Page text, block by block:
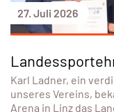
27. Juli 2026
Karl Ladner, ein
unseres Vereins,
Arena in Linz das